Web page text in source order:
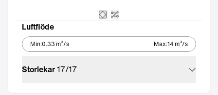
Luftflöde
Min:0.33 m³/s Max:14 m³/s
Storlekar17/17